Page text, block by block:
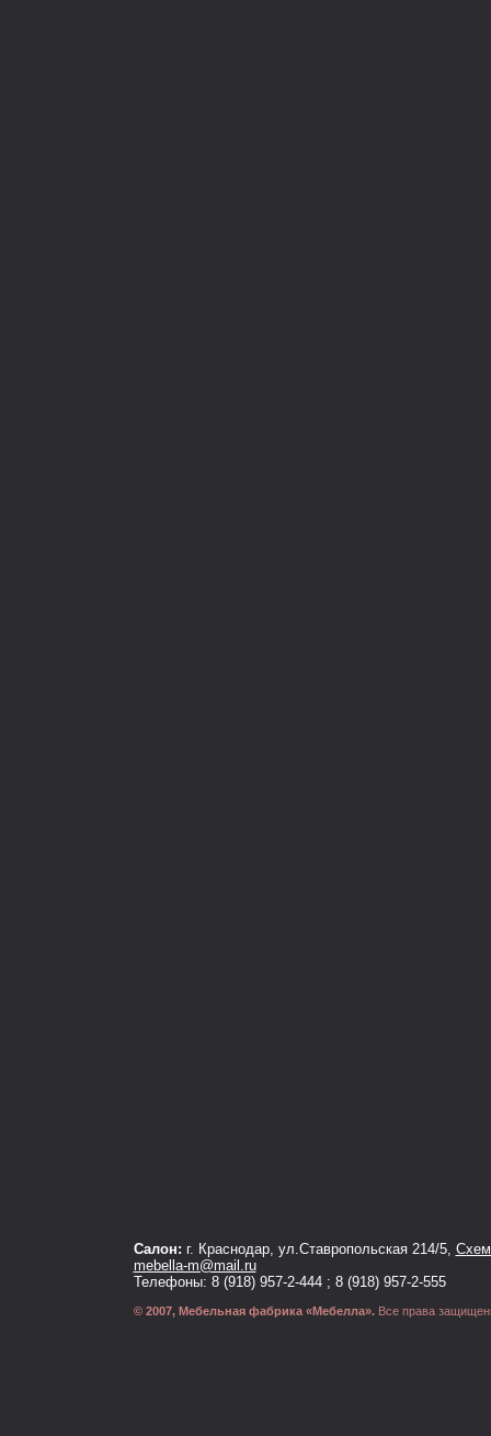
Салон: г. Краснодар, ул.Ставропольская 214/5,
mebella-m@mail.ru
Телефоны: 8 (918) 957-2-444 ; 8 (918) 957-2-555
© 2007, Мебельная фабрика «Мебелла».Все права